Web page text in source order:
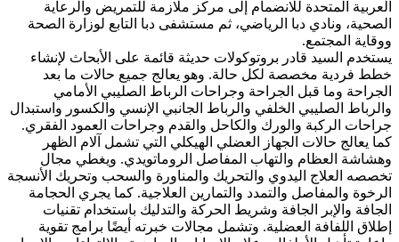
العربية المتحدة للانضمام إلى مركز ملازمة للتمريض والرعاية
الصحية، ونادي دبا الرياضي، ثم مستشفى دبا التابع لوزارة الصحة
ووقاية المجتمع.
يستخدم السيد قادر بروتوكولات حديثة قائمة على الأبحاث لإنشاء
خطط فردية مخصصة لكل حالة. وهو يعالج جميع حالات ما بعد
الجراحة وما قبل الجراحة وجراحات الرباط الصليبي الأمامي
والرباط الصليبي الخلفي والرباط الجانبي الإنسي والكسور واستبدال
جراحات الركبة والورك والكاحل والقدم وجراحات العمود الفقري.
كما يعالج حالات الجهاز العضلي الهيكلي التي تشمل آلام الظهر
وهشاشة العظام والتهاب المفاصل الروماتويدي. ويغطي مجال
تخصصه العلاج اليدوي والتحريك والمناورة والسحب وتحريك الأنسجة
الرخوة والمفاصل والتمدد والتمارين العلاجية. كما يجري الحجامة
الجافة والإبر الجافة وشريط الحركة والتدليك باستخدام تقنيات
إطلاق اللفافة العضلية. وتشمل مجالات خبرته أيضًا برامج تقوية